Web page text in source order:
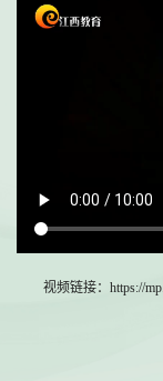
视频链接：https://